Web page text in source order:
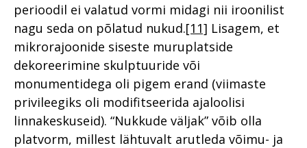
perioodil ei valatud vormi midagi nii iroonilist
nagu seda on põlatud nukud.[11] Lisagem, et
mikrorajoonide siseste muruplatside
dekoreerimine skulptuuride või
monumentidega oli pigem erand (viimaste
privileegiks oli modifitseerida ajaloolisi
linnakeskuseid). “Nukkude väljak” võib olla
platvorm, millest lähtuvalt arutleda võimu- ja